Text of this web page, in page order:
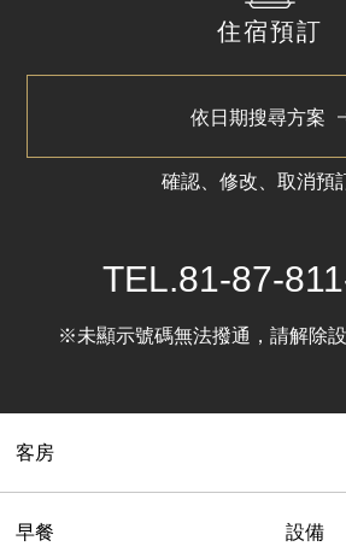
住宿預訂
依日期搜尋方案
確認、修改、取消預
TEL.81-87-
※未顯示號碼無法撥通，請解除設
客房
早餐 設備